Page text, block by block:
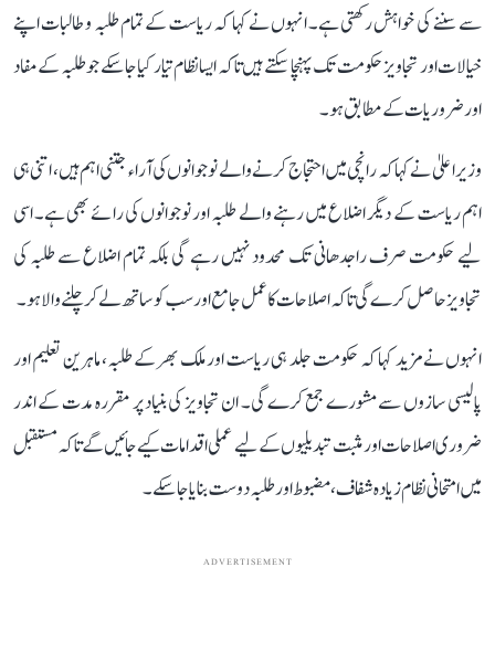
سے سننے کی خواہش رکھتی ہے۔ انہوں نے کہا کہ ریاست کے تمام طلبہ و طالبات اپنے
خیالات اور تجاویز حکومت تک پہنچا سکتے ہیں تاکہ ایسا نظام تیار کیا جا سکے جو طلبہ کے مفاد
اور ضروریات کے مطابق ہو۔
وزیر اعلیٰ نے کہا کہ رانچی میں احتجاج کرنے والے نوجوانوں کی آراء جتنی اہم ہیں، اتنی ہی
اہم ریاست کے دیگر اضلاع میں رہنے والے طلبہ اور نوجوانوں کی رائے بھی ہے۔ اسی
لیے حکومت صرف راجدھانی تک محدود نہیں رہے گی بلکہ تمام اضلاع سے طلبہ کی
تجاویز حاصل کرے گی تاکہ اصلاحات کا عمل جامع اور سب کو ساتھ لے کر چلنے والا ہو۔
انہوں نے مزید کہا کہ حکومت جلد ہی ریاست اور ملک بھر کے طلبہ، ماہرین تعلیم اور
پالیسی سازوں سے مشورے جمع کرے گی۔ ان تجاویز کی بنیاد پر مقررہ مدت کے اندر
ضروری اصلاحات اور مثبت تبدیلیوں کے لیے عملی اقدامات کیے جائیں گے تاکہ مستقبل
میں امتحانی نظام زیادہ شفاف، مضبوط اور طلبہ دوست بنایا جا سکے۔
ADVERTISEMENT